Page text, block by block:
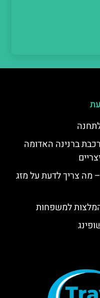
ברנינה האדומה
מה צריך לדעת על מזג
למשפחות